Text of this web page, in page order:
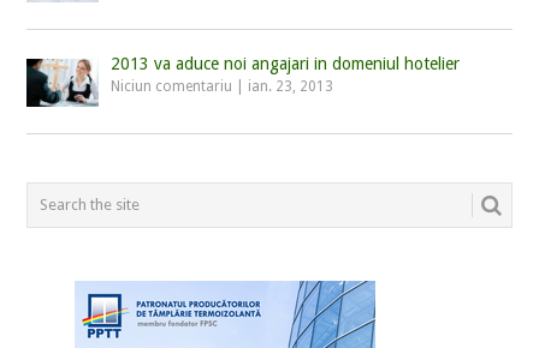
2013 va aduce noi angajari in domeniul hotelier
Niciun comentariu ian. 23, 2013